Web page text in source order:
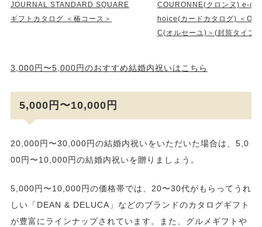
JOURNAL STANDARD SQUARE
ギフトカタログ ＜椿コース＞
COURONNE(クロンヌ) e-
hoice(カードカタログ) ＜
C(オルセーユ)＞(封筒タイプ)
3,000円〜5,000円のおすすめ結婚内祝いはこちら
5,000円〜10,000円
20,000円〜30,000円の結婚内祝いをいただいた場合は、5,0
00円〜10,000円の結婚内祝いを贈りましょう。
5,000円〜10,000円の価格帯では、20〜30代がもらってうれ
しい「DEAN & DELUCA」などのブランドのカタログギフト
が豊富にラインナップされています。また、グルメギフトや